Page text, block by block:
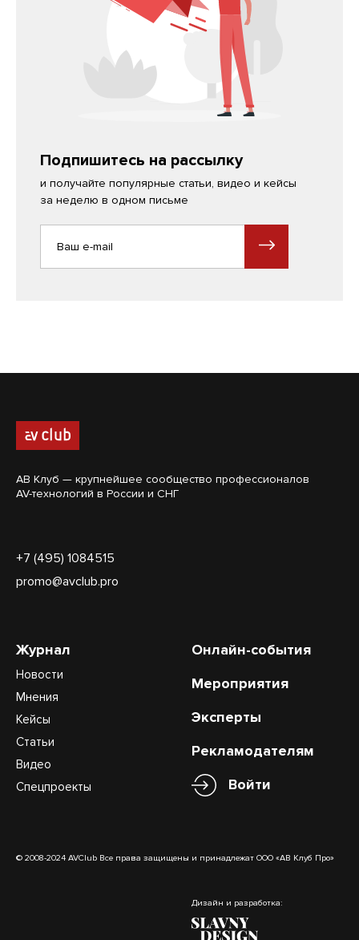
Подпишитесь на рассылку
и получайте популярные статьи, видео и кейсы
за неделю в одном письме
АВ Клуб — крупнейшее сообщество профессионалов
AV-технологий в России и СНГ
+7 (495) 1084515
promo@avclub.pro
Журнал
Новости
Мнения
Кейсы
Статьи
Видео
Спецпроекты
Онлайн-события
Мероприятия
Эксперты
Рекламодателям
Войти
© 2008-2024 AVClub Все права защищены и принадлежат ООО «АВ Клуб Про»
Дизайн и разработка: